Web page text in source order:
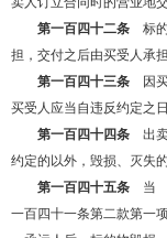
第一百四十二条 标
担，交付之后由买受人承
第一百四十三条
因
买受人应当自违反约定之
第一百四十四条 出
约定的以外，毁损、灭失
第一百四十五条 当
一百四十一条第二款第一